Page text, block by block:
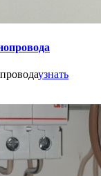
узнать